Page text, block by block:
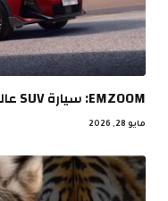
EMZOOM: سيارة SUV عالمية بتصميم مميز وأداء استثنائي
مايو 28, 2026